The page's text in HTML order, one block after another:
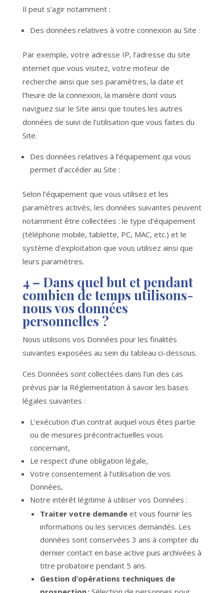
Il peut s’agir notamment :
Des données relatives à votre connexion au Site :
Par exemple, votre adresse IP, l’adresse du site
internet que vous visitez, votre moteur de
recherche ainsi que ses paramètres, la date et
l’heure de la connexion, la manière dont vous
naviguez sur le Site ainsi que toutes les autres
données de suivi de l’utilisation que vous faites du
Site.
Des données relatives à l’équipement qui vous
permet d’accéder au Site :
Selon l’équipement que vous utilisez et les
paramètres activés, les données suivantes peuvent
notamment être collectées : le type d’équipement
(téléphone mobile, tablette, PC, MAC, etc.) et le
système d’exploitation que vous utilisez ainsi que
leurs paramètres.
4 – Dans quel but et pendant
combien de temps utilisons-
nous vos données
personnelles ?
Nous utilisons vos Données pour les finalités
suivantes exposées au sein du tableau ci-dessous.
Ces Données sont collectées dans l’un des cas
prévus par la Réglementation à savoir les bases
légales suivantes :
L’exécution d’un contrat auquel vous êtes partie
ou de mesures précontractuelles vous
concernant,
Le respect d’une obligation légale,
Votre consentement à l’utilisation de vos
Données,
Notre intérêt légitime à utiliser vos Données :
Traiter votre demandeet vous fournir les
informations ou les services demandés. Les
données sont conservées 3 ans à compter du
dernier contact en base active puis archivées à
titre probatoire pendant 5 ans.
Gestion d’opérations techniques de